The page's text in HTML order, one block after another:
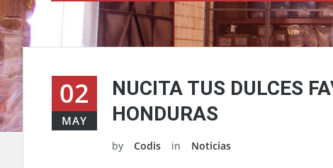
02
MAY
NUCITA TUS DULCES
HONDURAS
by Codis in Noticias